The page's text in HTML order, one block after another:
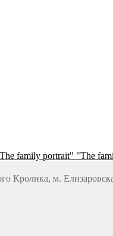
"The
Кролика, м.